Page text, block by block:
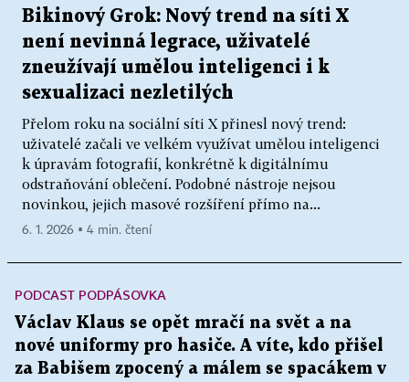
Bikinový Grok: Nový trend na síti X
není nevinná legrace, uživatelé
zneužívají umělou inteligenci i k
sexualizaci nezletilých
Přelom roku na sociální síti X přinesl nový trend:
uživatelé začali ve velkém využívat umělou inteligenci
k úpravám fotografií, konkrétně k digitálnímu
odstraňování oblečení. Podobné nástroje nejsou
novinkou, jejich masové rozšíření přímo na...
6. 1. 2026 ▪ 4 min. čtení
PODCAST PODPÁSOVKA
Václav Klaus se opět mračí na svět a na
nové uniformy pro hasiče. A víte, kdo přišel
za Babišem zpocený a málem se spacákem v